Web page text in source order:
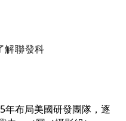
解聯發科